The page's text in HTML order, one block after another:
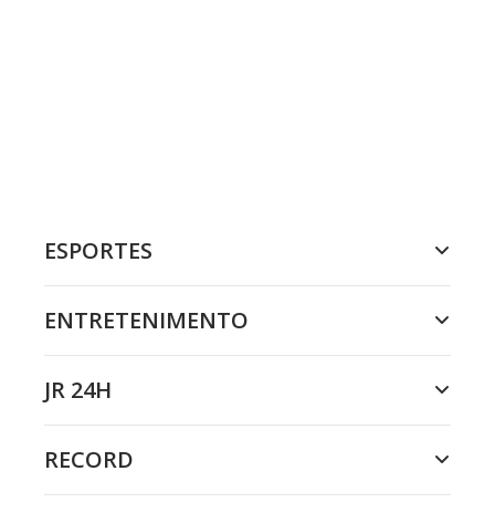
ESPORTES
ENTRETENIMENTO
JR 24H
RECORD